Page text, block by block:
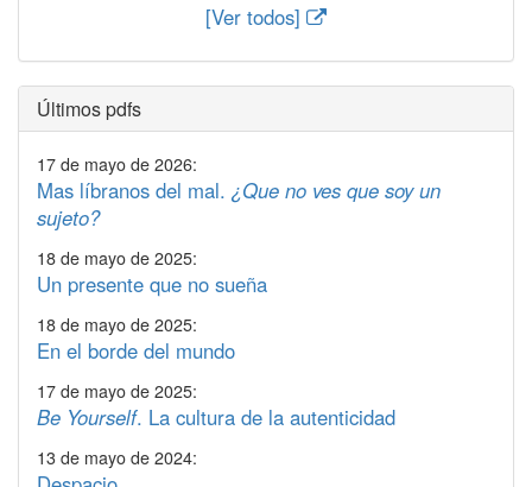
[Ver todos]
Últimos pdfs
17 de mayo de 2026:
Mas líbranos del mal. ¿Que no ves que soy un
sujeto?
18 de mayo de 2025:
Un presente que no sueña
18 de mayo de 2025:
En el borde del mundo
17 de mayo de 2025:
Be Yourself. La cultura de la autenticidad
13 de mayo de 2024: